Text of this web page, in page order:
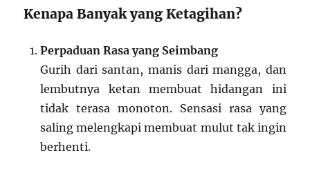
Kenapa Banyak yang Ketagihan?
Perpaduan Rasa yang Seimbang
Gurih dari santan, manis dari mangga, dan
lembutnya ketan membuat hidangan ini
tidak terasa monoton. Sensasi rasa yang
saling melengkapi membuat mulut tak ingin
berhenti.